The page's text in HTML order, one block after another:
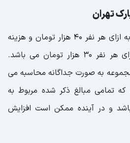
تهران
هزینه بازدید از این پارک به ازای هر نفر 40 هزار تومان و هزینه
ورودی دکتر لند نیز به ازای هر نفر 30 هزار تومان می باشد.
به صورت جداگانه محاسبه می
که تمامی مبالغ ذکر شده مربوط به
98 می باشد و در آینده ممکن است افزایش